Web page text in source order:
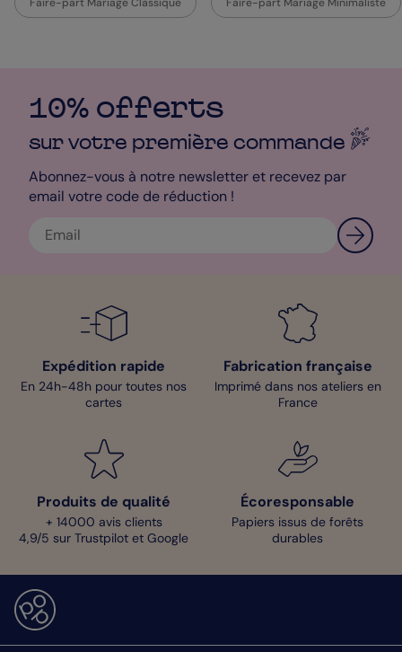
Création. Le rendu sera élégant à souhait. Pour envoyer vos
vous n’avez plus qu’à vous lancer !
10% offerts
sur votre première commande
Abonnez-vous à notre newsletter et recevez par
email votre code de réduction !
Expédition rapide
En 24h-48h pour toutes nos
cartes
Fabrication française
Imprimé dans nos ateliers en
France
Produits de qualité
+ 14000 avis clients
4,9/5 sur Trustpilot et Google
Écoresponsable
Papiers issus de forêts
durables